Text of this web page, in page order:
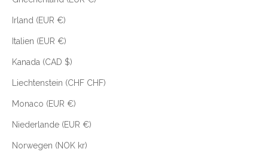
Irland (EUR €)
Italien (EUR €)
Kanada (CAD $)
Liechtenstein (CHF CHF)
Monaco (EUR €)
Niederlande (EUR €)
Norwegen (NOK kr)